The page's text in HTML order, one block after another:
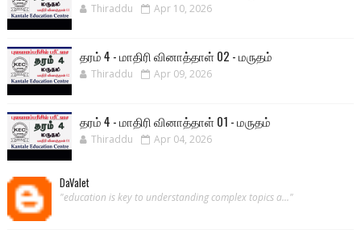
Thiraddu Apr 10, 2026
தரம் 4 - மாதிரி வினாத்தாள் 02 - மருதம்
Thiraddu Apr 09, 2026
தரம் 4 - மாதிரி வினாத்தாள் 01 - மருதம்
Thiraddu Apr 04, 2026
DaValet
"education is key to understanding complex topics a..."